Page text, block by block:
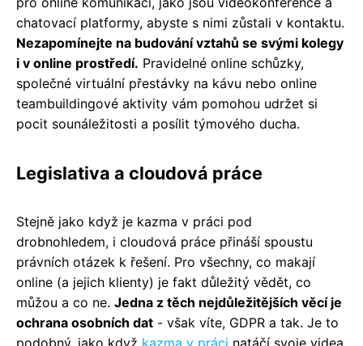
chatovací platformy, abyste s nimi zůstali v kontaktu.
Nezapomínejte na budování vztahů se svými kolegy
i v online prostředí. Pravidelné online schůzky,
společné virtuální přestávky na kávu nebo online
teambuildingové aktivity vám pomohou udržet si
pocit sounáležitosti a posílit týmového ducha.
Legislativa a cloudová práce
Stejně jako když je kazma v práci pod
drobnohledem, i cloudová práce přináší spoustu
právních otázek k řešení. Pro všechny, co makají
online (a jejich klienty) je fakt důležitý vědět, co
můžou a co ne. Jedna z těch nejdůležitějších věcí je
ochrana osobních dat - však víte, GDPR a tak. Je to
podobný, jako když kazma v práci natáčí svoje videa,